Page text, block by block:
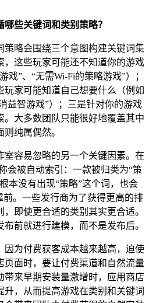
些关键词和类别策略？
策略会围绕三个意图构建关键词集
，这些玩家可能还不知道你的游戏
戏”、“无需Wi-Fi的策略游戏”）；
玩家可能知道自己想要什么（例如
益智游戏”）；三是针对你的游戏
。大多数团队只能很好地覆盖其中
纯属偶然。
室容易忽略的另一个关键因素。在
会被自动索引：一款被归类为“策
本没有出现“策略”这个词，也会
前。一些发行商为了获得更高的排
即使更合适的类别其实更合适。
前就进行建模，而不是发布后。
因为付费获客成本越来越高，迫使
页面时，要让付费渠道和自然流量
带来早期安装量激增时，应用商店
升，从而提高游戏在类别和关键词